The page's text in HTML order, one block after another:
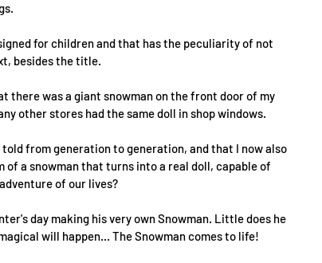
for children and that has the peculiarity of not
besides the title.
there was a giant snowman on the front door of my
other stores had the same doll in shop windows.
from generation to generation, and that I now also
a snowman that turns into a real doll, capable of
of our lives?
day making his very own Snowman. Little does he
will happen... The Snowman comes to life!